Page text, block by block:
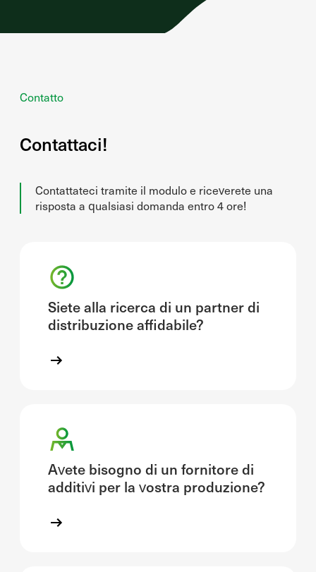
Contatto
Contattaci!
Contattateci tramite il modulo e riceverete una
risposta a qualsiasi domanda entro 4 ore!
Siete alla ricerca di un partner di
distribuzione affidabile?
Avete bisogno di un fornitore di
additivi per la vostra produzione?